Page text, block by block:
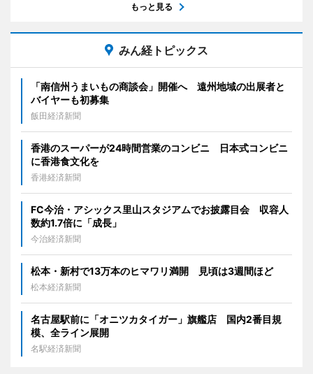
もっと見る
みん経トピックス
「南信州うまいもの商談会」開催へ 遠州地域の出展者と
バイヤーも初募集
飯田経済新聞
香港のスーパーが24時間営業のコンビニ 日本式コンビニ
に香港食文化を
香港経済新聞
FC今治・アシックス里山スタジアムでお披露目会 収容人
数約1.7倍に「成長」
今治経済新聞
松本・新村で13万本のヒマワリ満開 見頃は3週間ほど
松本経済新聞
名古屋駅前に「オニツカタイガー」旗艦店 国内2番目規
模、全ライン展開
名駅経済新聞